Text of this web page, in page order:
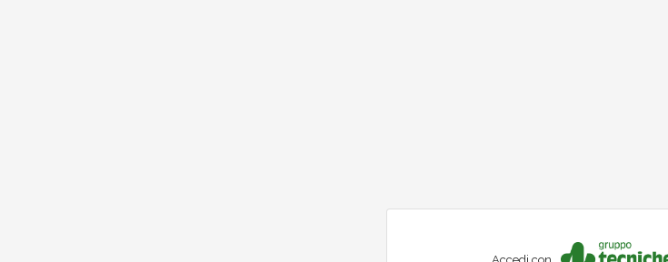
Accedi con